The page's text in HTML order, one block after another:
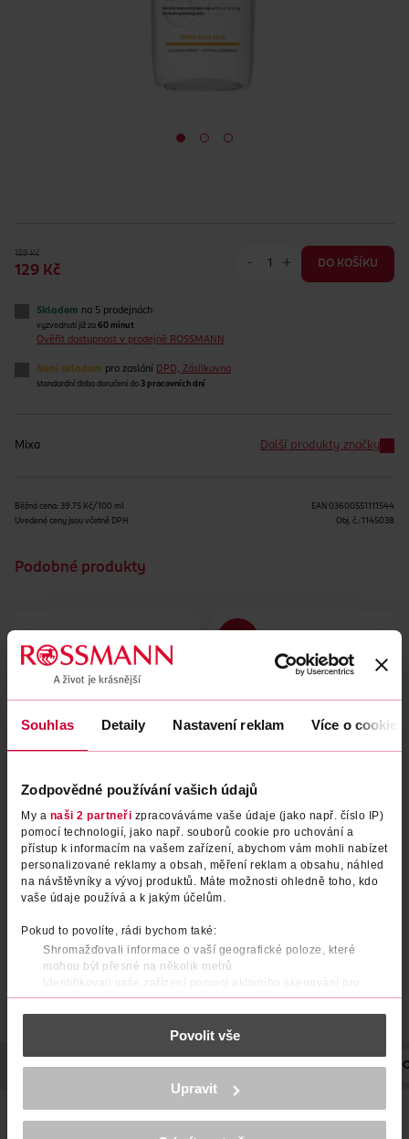
Souhlas Detaily Nastavení reklam Více o cookies
Zodpovědné používání vašich údajů
My a naši 2 partneři zpracováváme vaše údaje (jako např. číslo IP)
pomocí technologií, jako např. souborů cookie pro uchování a
přístup k informacím na vašem zařízení, abychom vám mohli nabízet
personalizované reklamy a obsah, měření reklam a obsahu, náhled
na návštěvníky a vývoj produktů. Máte možnosti ohledně toho, kdo
vaše údaje používá a k jakým účelům.
Pokud to povolíte, rádi bychom také:
Shromažďovali informace o vaší geografické poloze, které
mohou být přesné na několik metrů
Identifikovali vaše zařízení pomocí aktivního skenování pro
konkrétní charakteristiky (otisk prstu)
Zjistěte více o tom, jak zpracováváme vaše osobní údaje, a nastavte
části s podrobnostmi . Svůj souhlas můžete kdykoliv
K provozu stránek, personalizaci obsahu a reklam, funkcí sociálních
médií, analýze návštěvnosti, které mohou nést osobní údaje.
Více najdete vprohlášení o ochraně osobních údajů.
Povolit vše
Upravit
159 Kč
129 Kč
- + DO KOŠÍKU
Skladem na 5 prodejnách
vyzvednutí již za 60 minut
Ověřit dostupnost v prodejně ROSSMANN
Není skladem pro zaslání DPD, Zásilkovna
standardní doba doručení do 3 pracovních dní
Mixa Další produkty značky
Běžná cena: 39.75 Kč/100 ml
Uvedené ceny jsou včetně DPH
EAN 03600551111544
Obj. č.: 1145038
Podobné produkty
Micelární voda Rose
Garnier 700 ml
249 Kč
DO KOŠÍKU
Obj. č.: 1160819
Micelární voda Optimal
Tolerance
Mixa 400 ml
199 Kč
Obj. č.: 362375
POPIS POUŽITÍ SLOŽENÍ OBJEM NÁZEV VÝROBCE/
Niacinamide Glow micelární voda je ideální pro odlíčení